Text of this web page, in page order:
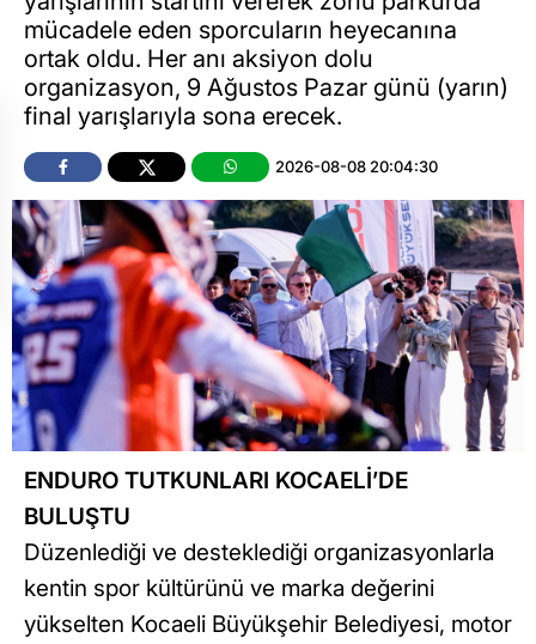
mücadele eden sporcuların heyecanına
ortak oldu. Her anı aksiyon dolu
organizasyon, 9 Ağustos Pazar günü (yarın)
final yarışlarıyla sona erecek.
2026-08-08 20:04:30
ENDURO TUTKUNLARI KOCAELİ’DE
BULUŞTU
Düzenlediği ve desteklediği organizasyonlarla
kentin spor kültürünü ve marka değerini
yükselten Kocaeli Büyükşehir Belediyesi, motor